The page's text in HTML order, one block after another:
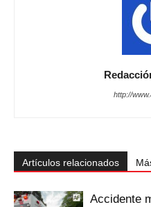
http://
Artículos relacionados
Accidente